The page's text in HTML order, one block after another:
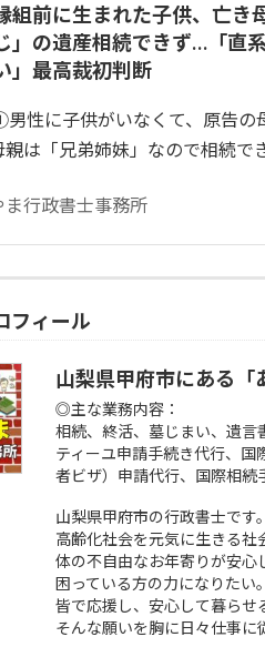
組前に生まれた子供、亡き
」の遺産相続できず…「直
」最高裁初判断
性に子供がいなくて、原告の
親は「兄弟姉妹」なので相続で
ま行政書士事務所
フィール
山梨県甲府市にある「
◎主な業務内容：
相続、終活、墓じまい、遺言
ティーユ申請手続き代行、
者ビザ）申請代行、国際相続
山梨県甲府市の行政書士です。
高齢化社会を元気に生きる社
体の不自由なお年寄りが安心
困っている方の力になりたい。
皆で応援し、安心して暮らせ
そんな願いを胸に日々仕事に